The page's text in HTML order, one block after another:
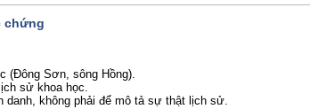
chứng
(Đông Sơn, sông Hồng).
sử khoa học.
không phải để mô tả sự thật lịch sử.